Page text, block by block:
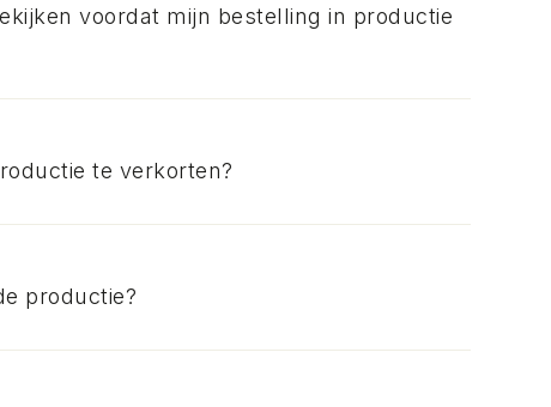
voordat mijn bestelling in productie
te verkorten?
productie?